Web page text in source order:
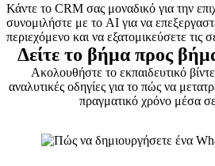
Κάντε το CRM σας μοναδικό για την
συνομιλήστε με το AI για να
περιεχόμενο και να εξατομικεύσετε τις
Δείτε το βήμα προς
Ακολουθήστε το εκπαιδευτικό
αναλυτικές οδηγίες για το πώς να
πραγματικό χρόνο μέσα